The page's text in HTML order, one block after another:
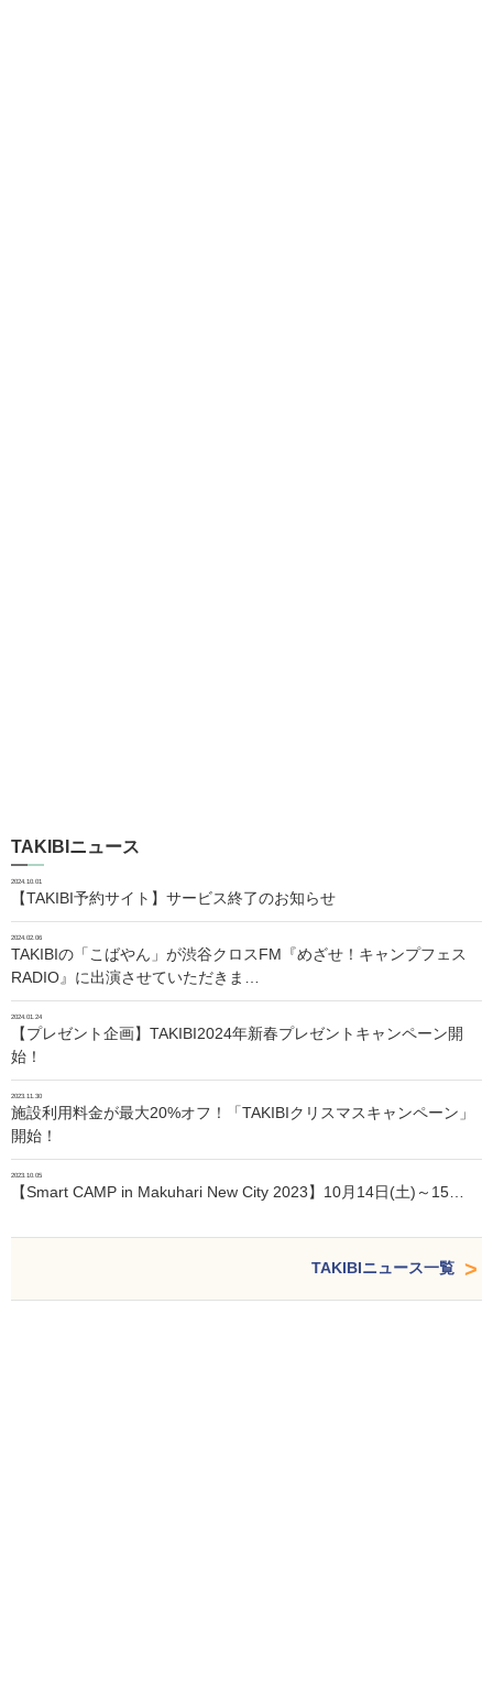
TAKIBIニュース
2024.10.01
【TAKIBI予約サイト】サービス終了のお知らせ
2024.02.06
TAKIBIの「こばやん」が渋谷クロスFM『めざせ！キャンプフェス
RADIO』に出演させていただきま…
2024.01.24
【プレゼント企画】TAKIBI2024年新春プレゼントキャンペーン開
始！
2023.11.30
施設利用料金が最大20%オフ！「TAKIBIクリスマスキャンペーン」
開始！
2023.10.05
【Smart CAMP in Makuhari New City 2023】10月14日(土)～15…
TAKIBIニュース一覧